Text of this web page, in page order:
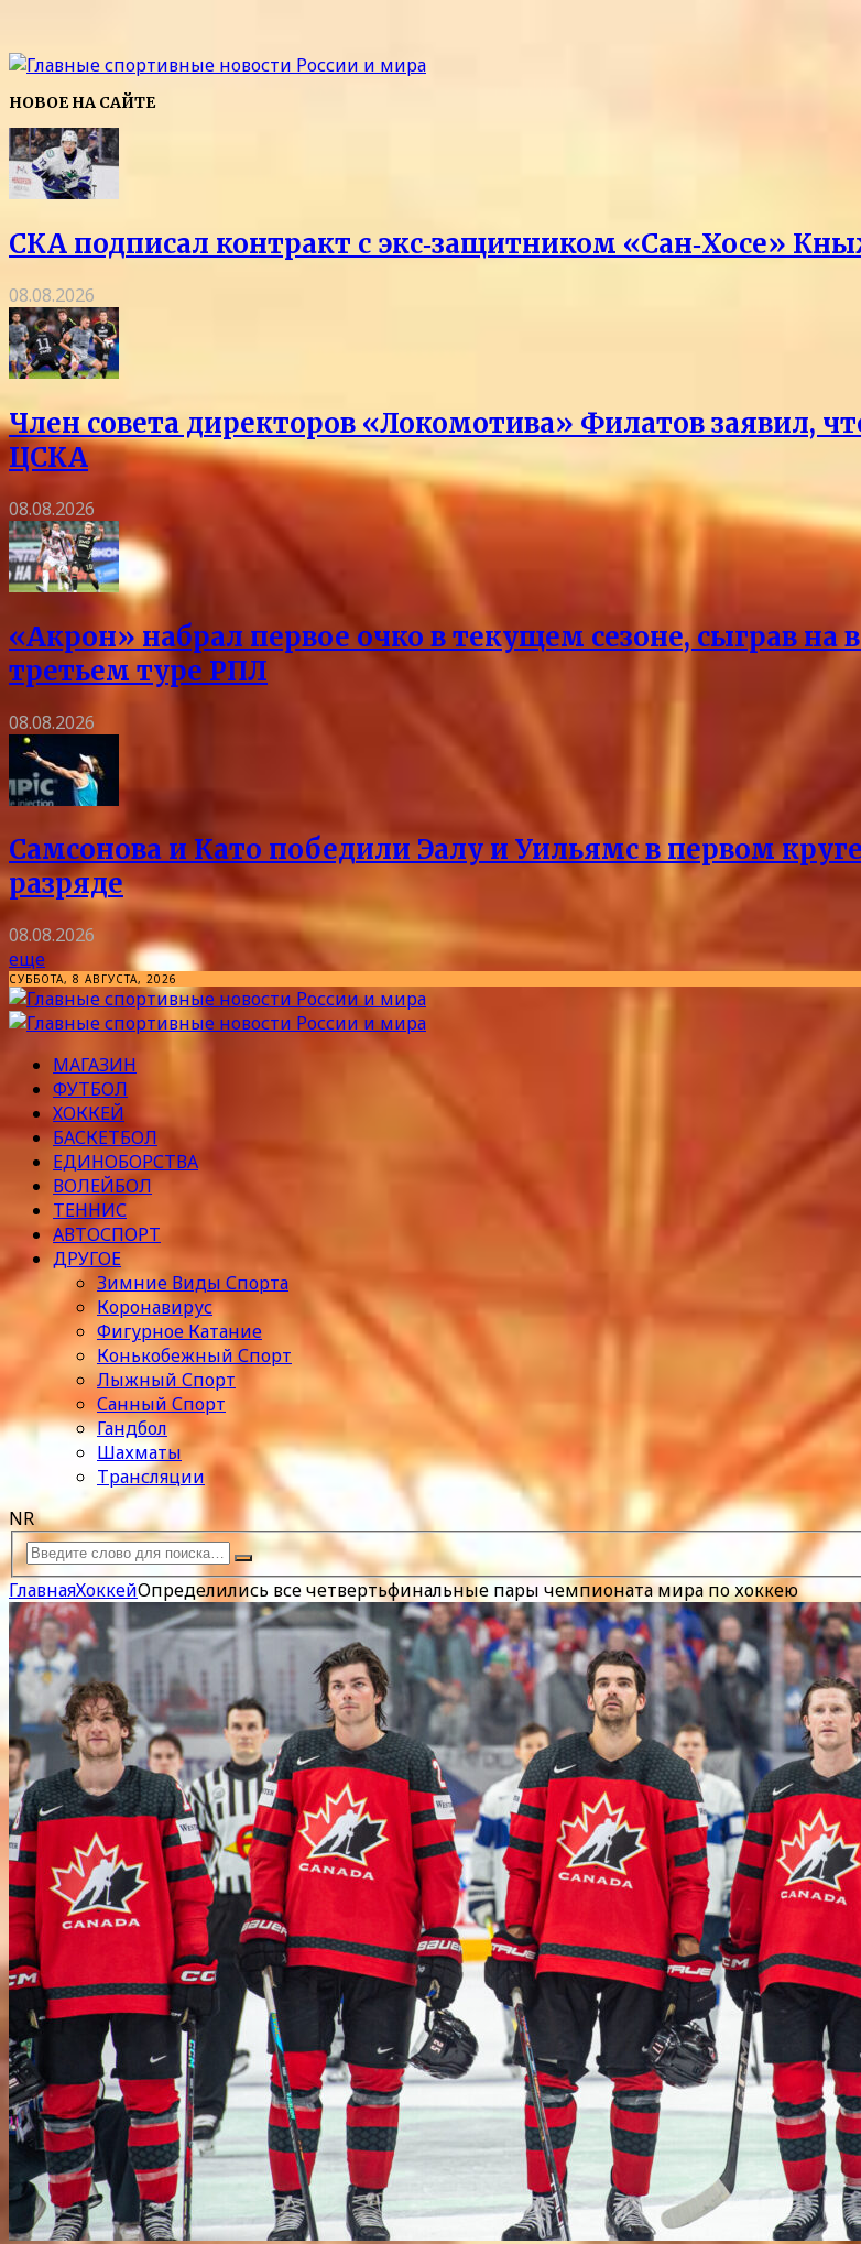
НОВОЕ НА САЙТЕ
СКА подписал контракт с экс‑защитником «Сан‑Хосе»
08.08.2026
Член совета директоров «Локомотива» Филатов заявил,
ЦСКА
08.08.2026
«Акрон» набрал первое очко в текущем сезоне, сыграв
третьем туре РПЛ
08.08.2026
Самсонова и Като победили Эалу и Уильямс в первом
разряде
08.08.2026
еще
СУББОТА, 8 АВГУСТА, 2026
МАГАЗИН
ФУТБОЛ
ХОККЕЙ
БАСКЕТБОЛ
ЕДИНОБОРСТВА
ВОЛЕЙБОЛ
ТЕННИС
АВТОСПОРТ
ДРУГОЕ
Зимние Виды Спорта
Коронавирус
Фигурное Катание
Конькобежный Спорт
Лыжный Спорт
Санный Спорт
Гандбол
Шахматы
Трансляции
NR
ГлавнаяХоккейОпределились все четвертьфинальные пары чемпионата мира по хоккею